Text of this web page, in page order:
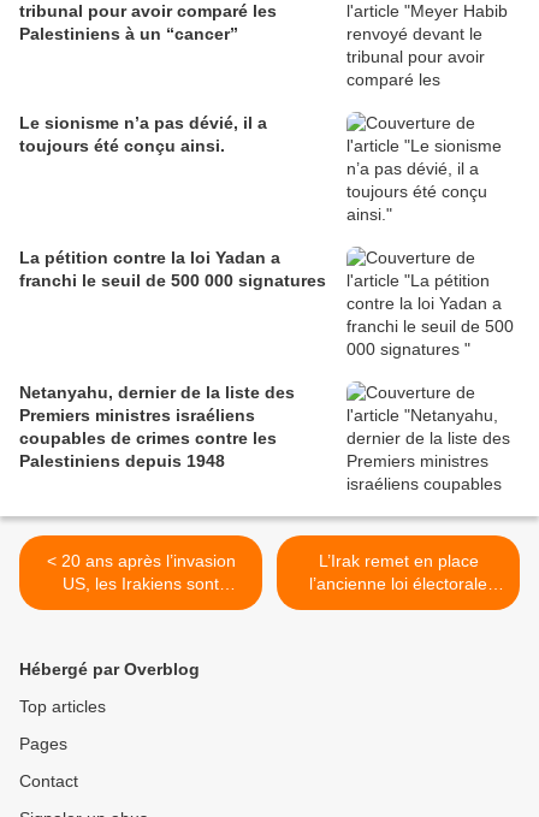
tribunal pour avoir comparé les
Palestiniens à un “cancer”
Le sionisme n’a pas dévié, il a
toujours été conçu ainsi.
La pétition contre la loi Yadan a
franchi le seuil de 500 000 signatures
Netanyahu, dernier de la liste des
Premiers ministres israéliens
coupables de crimes contre les
Palestiniens depuis 1948
< 20 ans après l’invasion
US, les Irakiens sont
toujours en recherche d’une
L’Irak remet en place
l’ancienne loi électorale
favorisant les grands partis
Hébergé par Overblog
Top articles
Pages
Contact